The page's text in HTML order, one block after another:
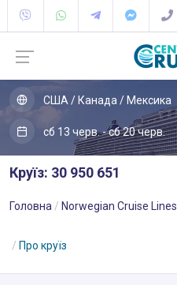
США / Канада / Мексика
сб 13 черв. - сб 20 черв.
Круїз: 30 950 651
Головна Norwegian Cruise Lines
Про круїз